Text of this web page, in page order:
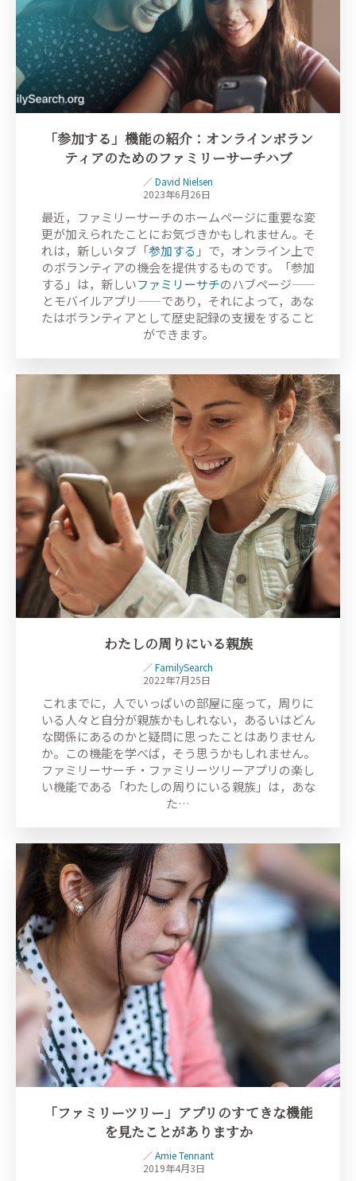
「参加する」機能の紹介：オンラインボラン
ティアのためのファミリーサーチハブ
／David Nielsen
2023年6月26日
最近，ファミリーサーチのホームページに重要な変
更が加えられたことにお気づきかもしれません。そ
れは，新しいタブ「参加する 」で，オンライン上で
のボランティアの機会を提供するものです。「参加
する」は，新しいファミリーサチのハブページ——
とモバイルアプリ——であり，それによって，あな
たはボランティアとして歴史記録の支援をすること
ができます。
わたしの周りにいる親族
／FamilySearch
2022年7月25日
これまでに，人でいっぱいの部屋に座って，周りに
いる人々と自分が親族かもしれない，あるいはどん
な関係にあるのかと疑問に思ったことはありません
か。この機能を学べば，そう思うかもしれません。
ファミリーサーチ・ファミリーツリーアプリの楽し
い機能である「わたしの周りにいる親族」は，あな
た…
「ファミリーツリー」アプリのすてきな機能
を見たことがありますか
／Amie Tennant
2019年4月3日